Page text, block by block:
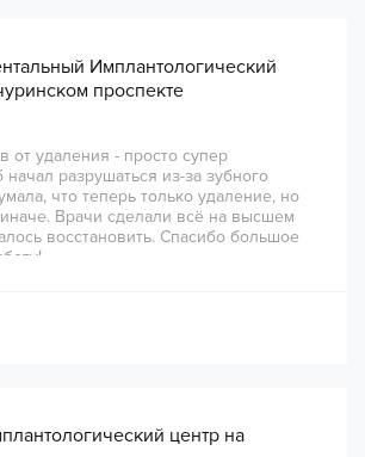
Имплантологический
проспекте
от удаления - просто супер
начал разрушаться из-за зубного
что теперь только удаление, но
иначе. Врачи сделали всё на высшем
восстановить. Спасибо большое
центр на